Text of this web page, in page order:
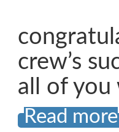
crew’s
all of you
Read more